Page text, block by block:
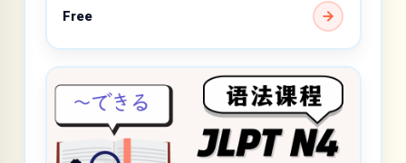
Free